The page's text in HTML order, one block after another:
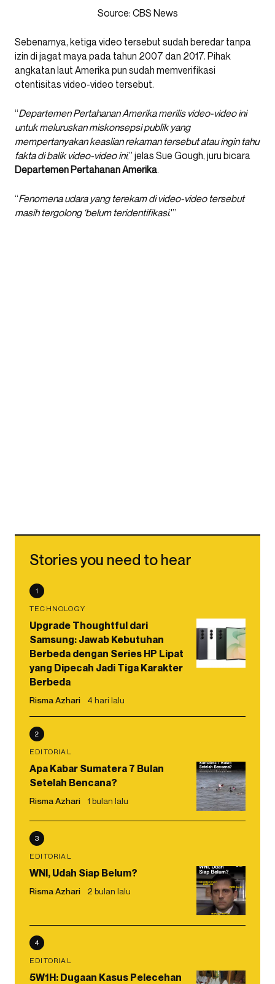
Source: CBS News
Sebenarnya, ketiga video tersebut sudah beredar tanpa
izin di jagat maya pada tahun 2007 dan 2017. Pihak
angkatan laut Amerika pun sudah memverifikasi
otentisitas video-video tersebut.
“Departemen Pertahanan Amerika merilis video-video ini
untuk meluruskan miskonsepsi publik yang
mempertanyakan keaslian rekaman tersebut atau ingin tahu
fakta di balik video-video ini,” jelas Sue Gough, juru bicara
Departemen Pertahanan Amerika.
“Fenomena udara yang terekam di video-video tersebut
masih tergolong ‘belum teridentifikasi.'”
Stories you need to hear
1
TECHNOLOGY
Upgrade Thoughtful dari
Samsung: Jawab Kebutuhan
Berbeda dengan Series HP Lipat
yang Dipecah Jadi Tiga Karakter
Berbeda
Risma Azhari 4 hari lalu
2
EDITORIAL
Apa Kabar Sumatera 7 Bulan
Setelah Bencana?
Risma Azhari 1 bulan lalu
3
EDITORIAL
WNI, Udah Siap Belum?
Risma Azhari 2 bulan lalu
4
EDITORIAL
5W1H: Dugaan Kasus Pelecehan